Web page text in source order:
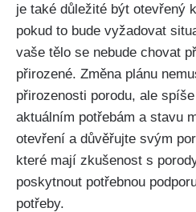
je také důležité být otevřený
pokud to ‌bude vyžadovat⁤
vaše tělo se nebude chovat‍
přirozené. Změna plánu
přirozenosti porodu, ale
⁤aktuálním potřebám a stavu
otevření a důvěřujte svým
které mají zkušenost s
⁢poskytnout potřebnou
potřeby.